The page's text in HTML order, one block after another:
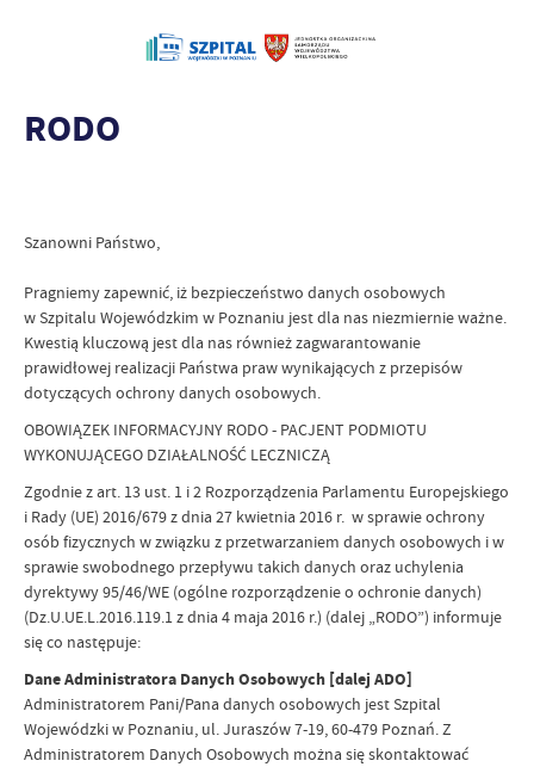
RODO
Szanowni Państwo,
Pragniemy zapewnić, iż bezpieczeństwo danych osobowych
w Szpitalu Wojewódzkim w Poznaniu jest dla nas niezmiernie ważne.
Kwestią kluczową jest dla nas również zagwarantowanie
prawidłowej realizacji Państwa praw wynikających z przepisów
dotyczących ochrony danych osobowych.
OBOWIĄZEK INFORMACYJNY RODO - PACJENT PODMIOTU
WYKONUJĄCEGO DZIAŁALNOŚĆ LECZNICZĄ
Zgodnie z art. 13 ust. 1 i 2 Rozporządzenia Parlamentu Europejskiego
i Rady (UE) 2016/679 z dnia 27 kwietnia 2016 r. w sprawie ochrony
osób fizycznych w związku z przetwarzaniem danych osobowych i w
sprawie swobodnego przepływu takich danych oraz uchylenia
dyrektywy 95/46/WE (ogólne rozporządzenie o ochronie danych)
(Dz.U.UE.L.2016.119.1 z dnia 4 maja 2016 r.) (dalej „RODO”) informuje
się co następuje:
Dane Administratora Danych Osobowych [dalej ADO]
Administratorem Pani/Pana danych osobowych jest Szpital
Wojewódzki w Poznaniu, ul. Juraszów 7-19, 60-479 Poznań. Z
Administratorem Danych Osobowych można się skontaktować